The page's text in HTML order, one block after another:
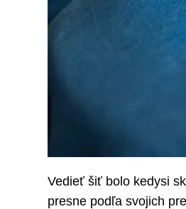
Vedieť šiť bolo kedysi
presne podľa svojich